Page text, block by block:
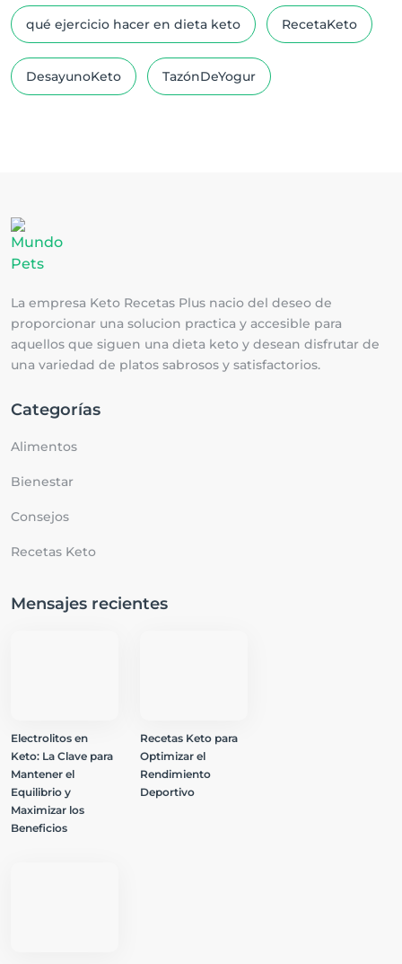
qué ejercicio hacer en dieta keto RecetaKeto
DesayunoKeto TazónDeYogur
La empresa Keto Recetas Plus nacio del deseo de
proporcionar una solucion practica y accesible para
aquellos que siguen una dieta keto y desean disfrutar de
una variedad de platos sabrosos y satisfactorios.
Categorías
Alimentos
Bienestar
Consejos
Recetas Keto
Mensajes recientes
Electrolitos en
Keto: La Clave para
Mantener el
Equilibrio y
Maximizar los
Beneficios
Recetas Keto para
Optimizar el
Rendimiento
Deportivo